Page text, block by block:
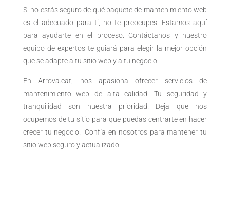
Si no estás seguro de qué paquete de mantenimiento web
es el adecuado para ti, no te preocupes. Estamos aquí
para ayudarte en el proceso. Contáctanos y nuestro
equipo de expertos te guiará para elegir la mejor opción
que se adapte a tu sitio web y a tu negocio.
En Arrova.cat, nos apasiona ofrecer servicios de
mantenimiento web de alta calidad. Tu seguridad y
tranquilidad son nuestra prioridad. Deja que nos
ocupemos de tu sitio para que puedas centrarte en hacer
crecer tu negocio. ¡Confía en nosotros para mantener tu
sitio web seguro y actualizado!